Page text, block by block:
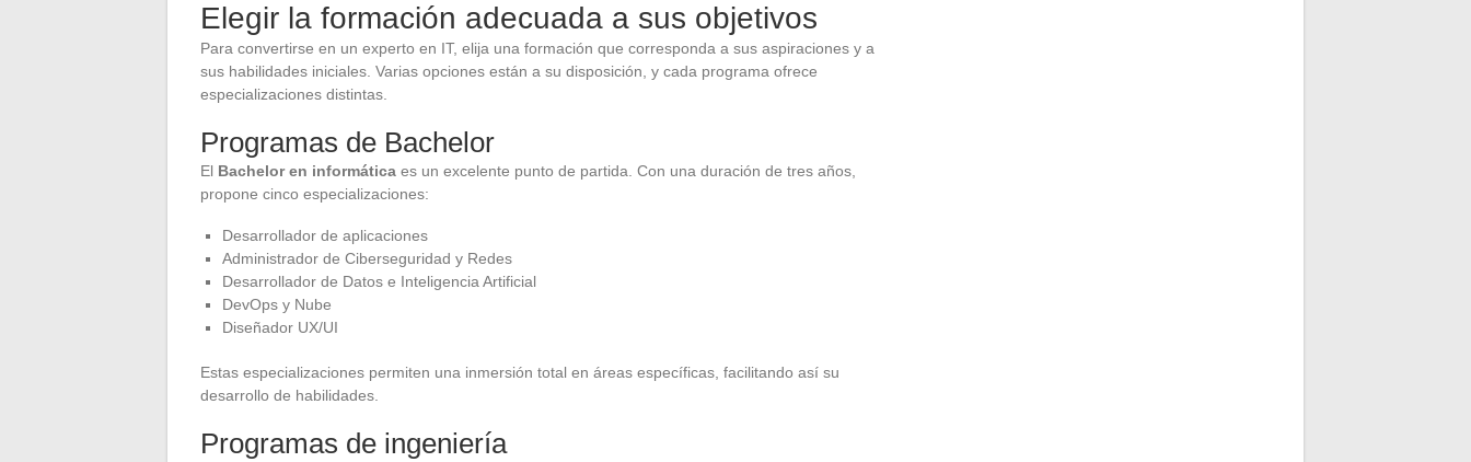
Elegir la formación adecuada a sus objetivos
Para convertirse en un experto en IT, elija una formación que corresponda a sus aspiraciones y a
sus habilidades iniciales. Varias opciones están a su disposición, y cada programa ofrece
especializaciones distintas.
Programas de Bachelor
El Bachelor en informática es un excelente punto de partida. Con una duración de tres años,
propone cinco especializaciones:
Desarrollador de aplicaciones
Administrador de Ciberseguridad y Redes
Desarrollador de Datos e Inteligencia Artificial
DevOps y Nube
Diseñador UX/UI
Estas especializaciones permiten una inmersión total en áreas específicas, facilitando así su
desarrollo de habilidades.
Programas de ingeniería